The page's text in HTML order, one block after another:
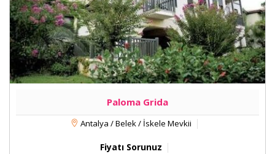
Paloma Grida
Antalya / Belek / İskele Mevkii
Fiyatı Sorunuz